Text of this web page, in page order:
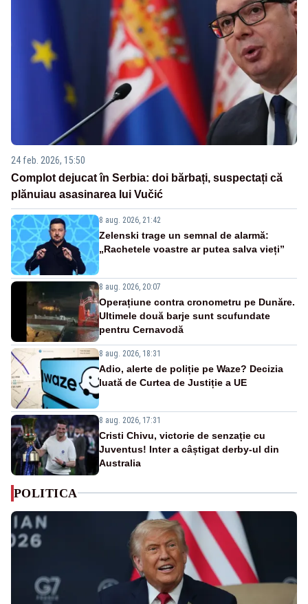
24 feb. 2026, 15:50
Complot dejucat în Serbia: doi bărbați, suspectați că
plănuiau asasinarea lui Vučić
8 aug. 2026, 21:42
Zelenski trage un semnal de alarmă:
„Rachetele voastre ar putea salva vieți”
8 aug. 2026, 20:07
Operațiune contra cronometru pe Dunăre.
Ultimele două barje sunt scufundate
pentru Cernavodă
8 aug. 2026, 18:31
Adio, alerte de poliție pe Waze? Decizia
luată de Curtea de Justiție a UE
8 aug. 2026, 17:31
Cristi Chivu, victorie de senzație cu
Juventus! Inter a câștigat derby-ul din
Australia
POLITICA